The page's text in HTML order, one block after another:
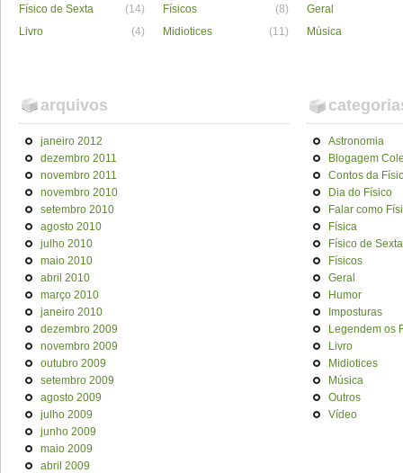
Físico de Sexta
(14) Físicos (8)
Geral
Livro
(4) Midiotices (11) Música
arquivos
janeiro 2012
dezembro 2011
novembro 2011
novembro 2010
setembro 2010
agosto 2010
julho 2010
maio 2010
abril 2010
março 2010
janeiro 2010
dezembro 2009
novembro 2009
outubro 2009
setembro 2009
agosto 2009
julho 2009
junho 2009
maio 2009
abril 2009
Astronomia
Blogagem
Contos da
Dia do Físico
Falar como
Física
Físico de Sexta
Físicos
Geral
Humor
Imposturas
Legendem os
Livro
Midiotices
Música
Outros
Vídeo